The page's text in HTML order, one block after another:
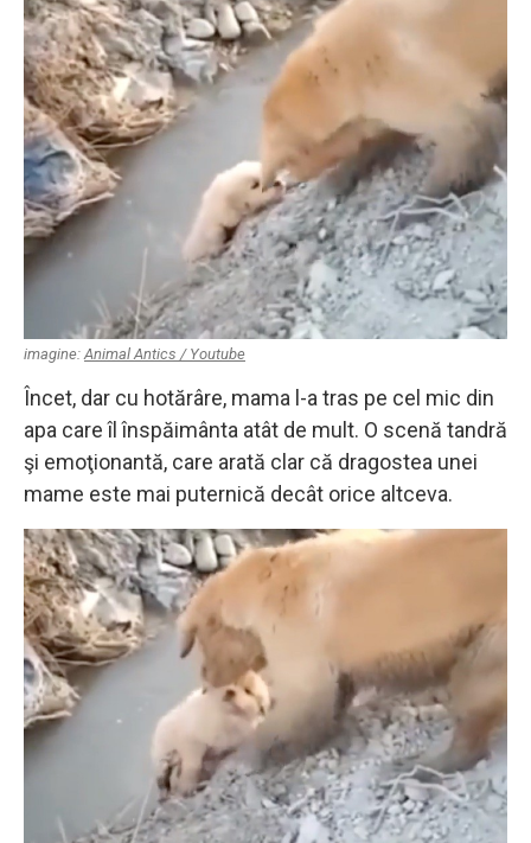
imagine:Animal Antics / Youtube
Încet, dar cu hotărâre, mama l-a tras pe cel mic din
apa care îl înspăimânta atât de mult. O scenă tandră
şi emoţionantă, care arată clar că dragostea unei
mame este mai puternică decât orice altceva.